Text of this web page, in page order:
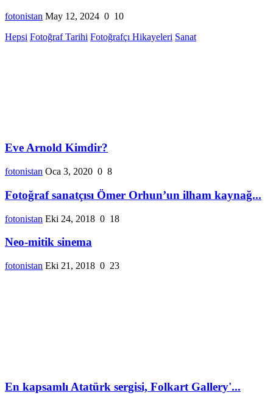
fotonistan May 12, 2024 0 10
Hepsi Fotoğraf Tarihi Fotoğrafçı Hikayeleri Sanat
Eve Arnold Kimdir?
fotonistan Oca 3, 2020 0 8
Fotoğraf sanatçısı Ömer Orhun’un ilham kaynağ...
fotonistan Eki 24, 2018 0 18
Neo-mitik sinema
fotonistan Eki 21, 2018 0 23
En kapsamlı Atatürk sergisi, Folkart Gallery'...